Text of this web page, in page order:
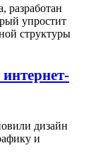
разработан
упростит
структуры
дизайн
и